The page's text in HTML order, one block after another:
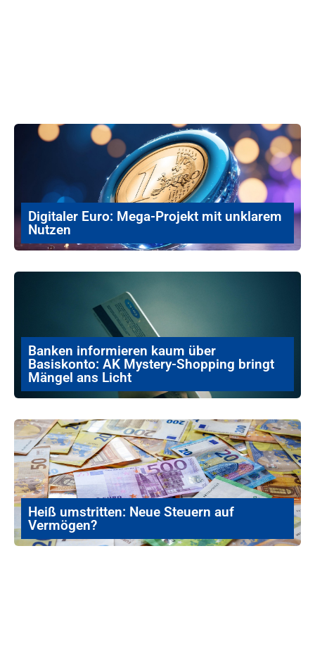
Digitaler Euro: Mega-Projekt mit unklarem
Nutzen
Banken informieren kaum über
Basiskonto: AK Mystery-Shopping bringt
Mängel ans Licht
Heiß umstritten: Neue Steuern auf
Vermögen?